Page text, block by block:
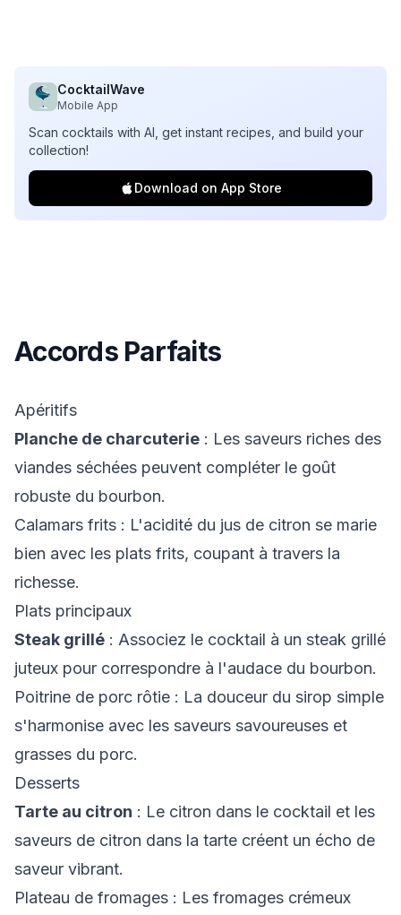
CocktailWave
Mobile App
Scan cocktails with AI, get instant recipes, and build your
collection!
Download on App Store
Accords Parfaits
Apéritifs
Planche de charcuterie : Les saveurs riches des
viandes séchées peuvent compléter le goût
robuste du bourbon.
Calamars frits : L'acidité du jus de citron se marie
bien avec les plats frits, coupant à travers la
richesse.
Plats principaux
Steak grillé : Associez le cocktail à un steak grillé
juteux pour correspondre à l'audace du bourbon.
Poitrine de porc rôtie : La douceur du sirop simple
s'harmonise avec les saveurs savoureuses et
grasses du porc.
Desserts
Tarte au citron : Le citron dans le cocktail et les
saveurs de citron dans la tarte créent un écho de
saveur vibrant.
Plateau de fromages : Les fromages crémeux